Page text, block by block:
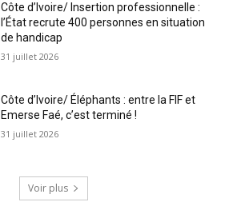
Côte d’Ivoire/ Insertion professionnelle :
l’État recrute 400 personnes en situation
de handicap
31 juillet 2026
Côte d’Ivoire/ Éléphants : entre la FIF et
Emerse Faé, c’est terminé !
31 juillet 2026
Voir plus